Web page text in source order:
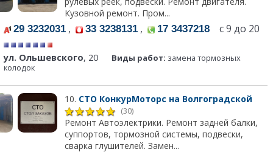
Кузовной ремонт. Пром...
29 3232031 , 33 3238131 , 17 3437218 с 9 до 20
ул. Ольшевского, 20 Виды работ: замена тормозных
колодок
10. СТО КонкурМоторс на Волгоградской
(30)
Ремонт Автоэлектрики. Ремонт задней балки,
суппортов, тормозной системы, подвески,
сварка глушителей. Замен...